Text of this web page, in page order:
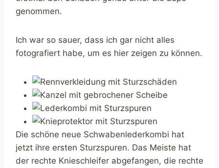
genommen.
Ich war so sauer, dass ich gar nicht alles
fotografiert habe, um es hier zeigen zu können.
Die schöne neue Schwabenlederkombi hat
jetzt ihre ersten Sturzspuren. Das Meiste hat
der rechte Knieschleifer abgefangen, die rechte